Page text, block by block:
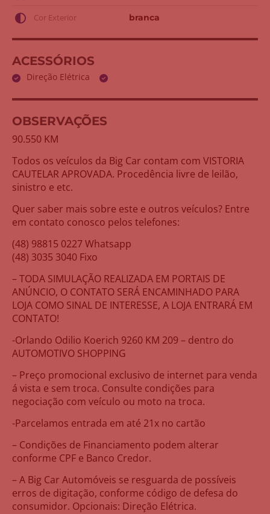
Cor Exterior branca
ACESSÓRIOS
Direção Elétrica
OBSERVAÇÕES
90.550 KM
Todos os veículos da Big Car contam com VISTORIA
CAUTELAR APROVADA. Procedência livre de leilão,
sinistro e etc.
Quer saber mais sobre este e outros veículos? Entre
em contato conosco pelos telefones:
(48) 98815 0227 Whatsapp
(48) 3035 3040 Fixo
– TODA SIMULAÇÃO REALIZADA EM PORTAIS DE
ANÚNCIO, O CONTATO SERÁ ENCAMINHADO PARA
LOJA COMO SINAL DE INTERESSE, A LOJA ENTRARÁ EM
CONTATO!
-Orlando Odilio Koerich 9260 KM 209 – dentro do
AUTOMOTIVO SHOPPING
– Preço promocional exclusivo de internet para venda
á vista e sem troca. Consulte condições para
negociação com veículo ou moto na troca.
-Parcelamos entrada em até 21x no cartão
– Condições de Financiamento podem alterar
conforme CPF e Banco Credor.
– A Big Car Automóveis se resguarda de possíveis
erros de digitação, conforme código de defesa do
consumidor. Opcionais: Direção Elétrica.